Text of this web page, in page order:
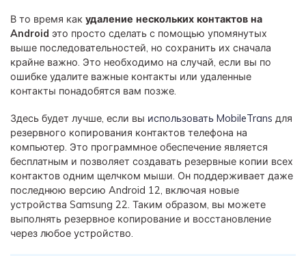
В то время как удаление нескольких контактов на
Android это просто сделать с помощью упомянутых
выше последовательностей, но сохранить их сначала
крайне важно. Это необходимо на случай, если вы по
ошибке удалите важные контакты или удаленные
контакты понадобятся вам позже.
Здесь будет лучше, если вы использовать MobileTrans для
резервного копирования контактов телефона на
компьютер. Это программное обеспечение является
бесплатным и позволяет создавать резервные копии всех
контактов одним щелчком мыши. Он поддерживает даже
последнюю версию Android 12, включая новые
устройства Samsung 22. Таким образом, вы можете
выполнять резервное копирование и восстановление
через любое устройство.